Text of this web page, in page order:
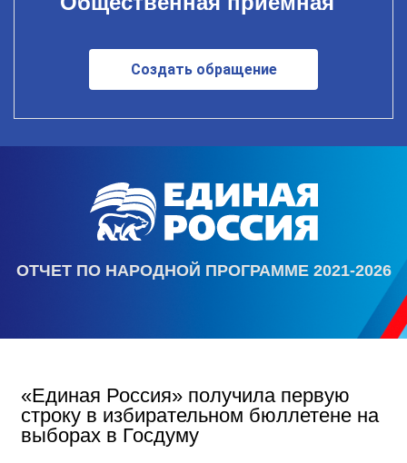
Создать обращение
ОТЧЕТ ПО НАРОДНОЙ ПРОГРАММЕ 2021-2026
«Единая Россия» получила первую
строку в избирательном бюллетене на
выборах в Госдуму